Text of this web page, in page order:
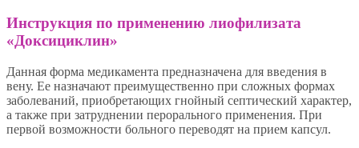
Инструкция по применению лиофилизата
«Доксициклин»
Данная форма медикамента предназначена для введения в
вену. Ее назначают преимущественно при сложных формах
заболеваний, приобретающих гнойный септический характер,
а также при затруднении перорального применения. При
первой возможности больного переводят на прием капсул.